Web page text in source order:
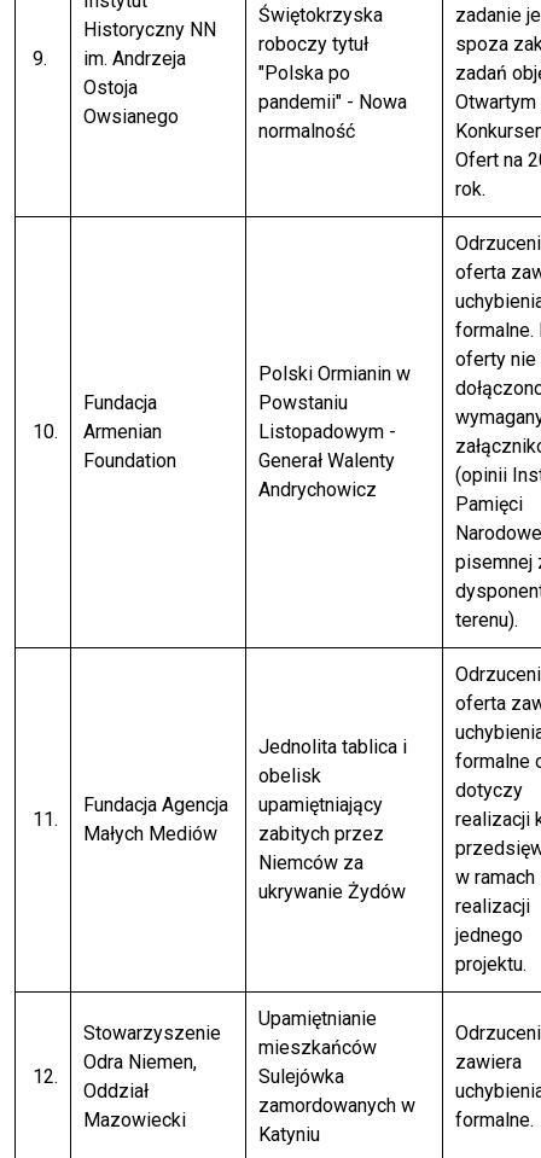
9.
Historyczny NN
im. Andrzeja
Ostoja
Owsianego
Świętokrzyska
roboczy tytuł
"Polska po
pandemii" - Nowa
normalność
zadanie
spoza
zadań
Otwartym
Ofert na
rok.
10.
Fundacja
Armenian
Foundation
Polski Ormianin w
Powstaniu
Listopadowym -
Generał Walenty
Andrychowicz
oferta
formalne.
oferty nie
(opinii
Pamięci
pisemnej
terenu).
11.
Fundacja Agencja
Małych Mediów
Jednolita tablica i
obelisk
upamiętniający
zabitych przez
Niemców za
ukrywanie Żydów
oferta
formalne
dotyczy
realizacji
w ramach
realizacji
jednego
projektu.
12.
Stowarzyszenie
Odra Niemen,
Oddział
Mazowiecki
Upamiętnianie
mieszkańców
Sulejówka
zamordowanych w
Katyniu
zawiera
formalne.